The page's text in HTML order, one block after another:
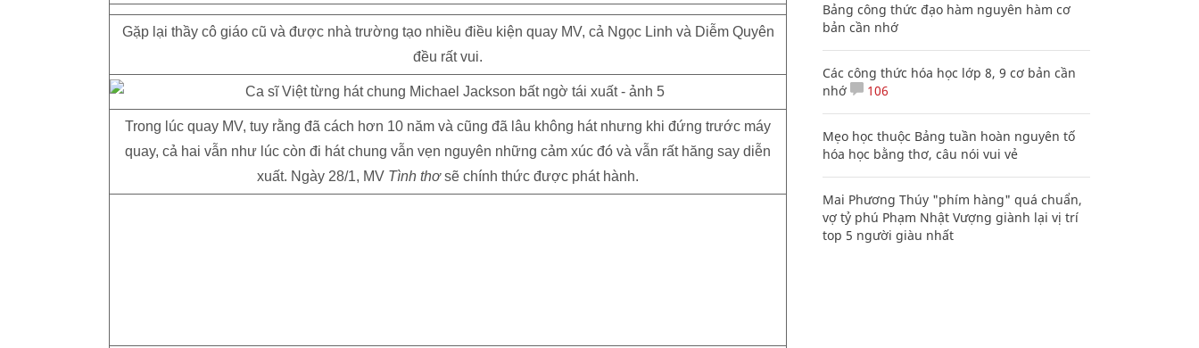
Gặp lại thầy cô giáo cũ và được nhà trường tạo nhiều điều kiện quay MV, cả Ngọc Linh và Diễm Quyên
đều rất vui.
Trong lúc quay MV, tuy rằng đã cách hơn 10 năm và cũng đã lâu không hát nhưng khi đứng trước máy
quay, cả hai vẫn như lúc còn đi hát chung vẫn vẹn nguyên những cảm xúc đó và vẫn rất hăng say diễn
xuất. Ngày 28/1, MV Tình thơsẽ chính thức được phát hành.
Bảng công thức đạo hàm nguyên hàm cơ
bản cần nhớ
Các công thức hóa học lớp 8, 9 cơ bản cần
nhớ
106
Mẹo học thuộc Bảng tuần hoàn nguyên tố
hóa học bằng thơ, câu nói vui vẻ
Mai Phương Thúy "phím hàng" quá chuẩn,
vợ tỷ phú Phạm Nhật Vượng giành lại vị trí
top 5 người giàu nhất